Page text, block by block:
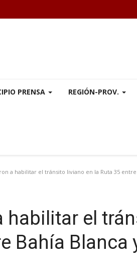
PRENSA REGIÓN-PROV.
a habilitar el tránsito liviano en la Ruta 35 entre
habilitar el
Bahía Blanca